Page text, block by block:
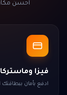
أحسن
فيزا
ادفع بأمان ببطاقتك